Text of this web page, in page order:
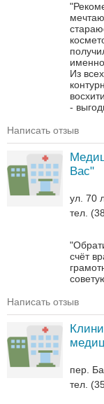
Из
-
Написать отзыв
Вас"
ул. 70
тел.
счёт
Написать отзыв
пер.
тел.